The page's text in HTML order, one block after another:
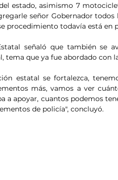
estado, asimismo 7
señor Gobernador
procedimiento todavía está en
señaló que también se
tema que ya fue abordado con
estatal se fortalezca,
más, vamos a ver
a apoyar, cuantos podemos
de policía", concluyó.